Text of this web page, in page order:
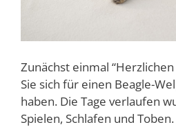
Zunächst einmal
Sie sich für einen Beagle-
haben. Die Tage verlaufen
Spielen, Schlafen und